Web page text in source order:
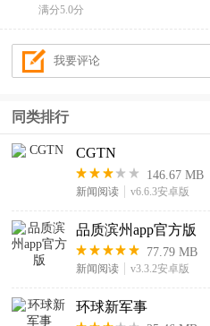
满分5.0分
同类排行
CGTN
146.67 MB
新闻阅读 v6.6.3安卓版
品质滨州app官方版
77.79 MB
新闻阅读 v3.3.2安卓版
环球新军事